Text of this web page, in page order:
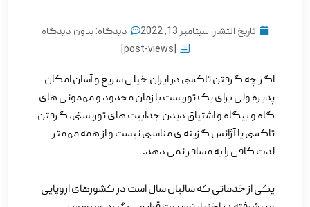
تاریخ انتشار: سپتامبر 13, 2022 دیدگاه: بدون دیدگاه
[post-views]
اگر چه گرفتن تاکسی در ایران خیلی سریع و آسان امکان
پذیره ولی برای یک توریست با زمان محدود و مهمونی های
گاه و بیگاه و اشتیاق دیدن جذابیت های توریستی، گرفتن
تاکسی یا آژانس گزینه ی مناسبی نیست و از همه مهمتر
لذت کافی را به مسافر نمی دهد.
یکی از خدماتی که سالیان سال است در کشورهای اروپایی